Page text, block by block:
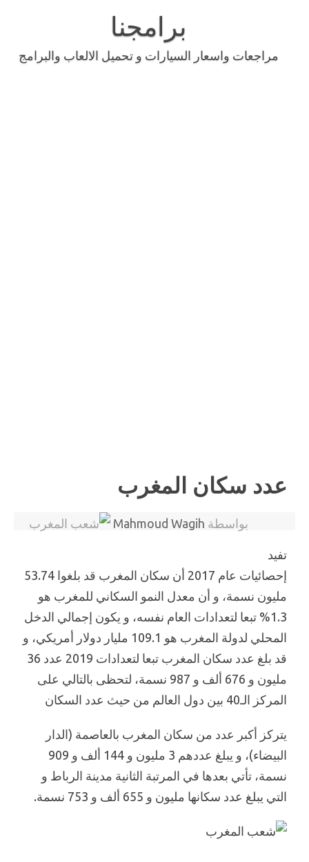
برامجنا
مراجعات واسعار السيارات و تحميل الالعاب والبرامج
عدد سكان المغرب
بواسطة Mahmoud Wagih
تفيد
إحصائيات عام 2017 أن سكان المغرب قد بلغوا 53.74
مليون نسمة، و أن معدل النمو السكاني للمغرب هو
1.3% تبعا لتعدادات العام نفسه، و يكون إجمالي الدخل
المحلي لدولة المغرب هو 109.1 مليار دولار أمريكي، و
قد بلغ عدد سكان المغرب تبعا لتعدادات 2019 عدد 36
مليون و 676 ألف و 987 نسمة، لتحظى بالتالي على
المركز الـ40 بين دول العالم من حيث عدد السكان
يتركز أكبر عدد من سكان المغرب بالعاصمة (الدار
البيضاء)، و يبلغ عددهم 3 مليون و 144 ألف و 909
نسمة، تأتي بعدها في المرتبة الثانية مدينة الرباط و
التي يبلغ عدد سكانها مليون و 655 ألف و 753 نسمة.